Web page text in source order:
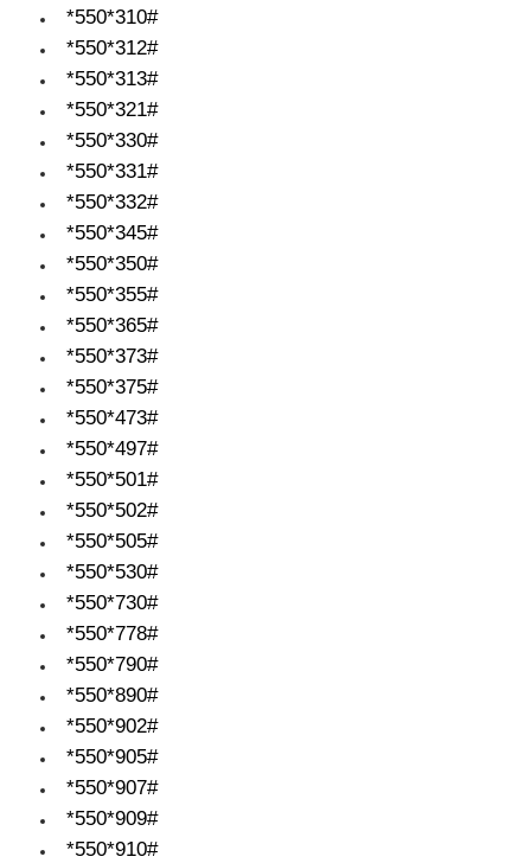
*550*310#
*550*312#
*550*313#
*550*321#
*550*330#
*550*331#
*550*332#
*550*345#
*550*350#
*550*355#
*550*365#
*550*373#
*550*375#
*550*473#
*550*497#
*550*501#
*550*502#
*550*505#
*550*530#
*550*730#
*550*778#
*550*790#
*550*890#
*550*902#
*550*905#
*550*907#
*550*909#
*550*910#